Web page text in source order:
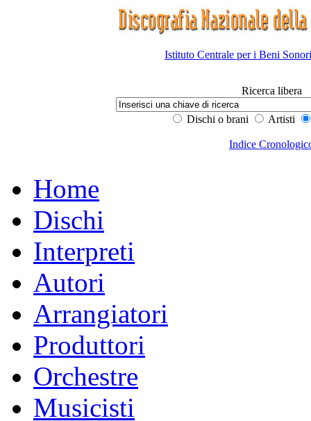
Istituto Centrale per i Beni
Ricerca libera
Dischi o brani Artisti
Indice
Home
Dischi
Interpreti
Autori
Arrangiatori
Produttori
Orchestre
Musicisti